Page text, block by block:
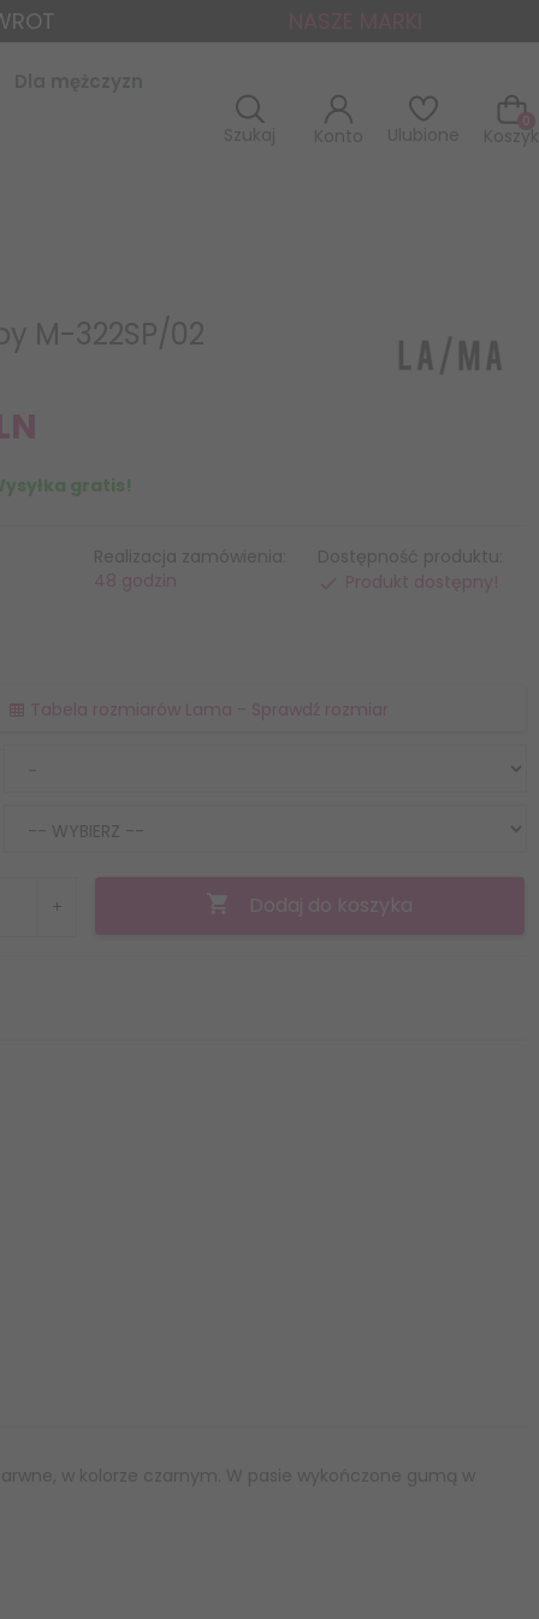
NASZE MARKI
Szukaj Konto Ulubione Koszyk
0
M-322SP/02
gratis!
Realizacja zamówienia:
48 godzin
Dostępność produktu:
Produkt dostępny!
Tabela rozmiarów Lama - Sprawdź rozmiar
Dodaj do koszyka
w kolorze czarnym. W pasie wykończone gumą w